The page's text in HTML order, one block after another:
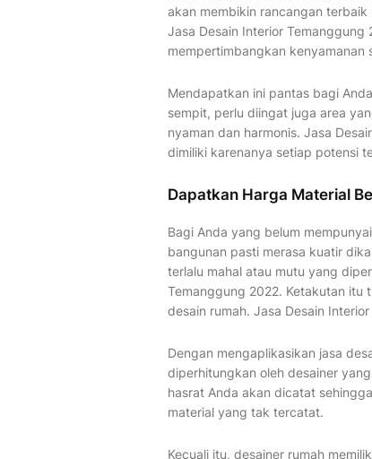
akan membikin rancangan
Jasa Desain Interior Temanggung
mempertimbangkan kenyamanan
Mendapatkan ini pantas bagi
sempit, perlu diingat juga area
nyaman dan harmonis. Jasa
dimiliki karenanya setiap potensi
Dapatkan Harga Material
Bagi Anda yang belum
bangunan pasti merasa kuatir
terlalu mahal atau mutu yang
Temanggung 2022. Ketakutan itu
desain rumah. Jasa Desain
Dengan mengaplikasikan jasa
diperhitungkan oleh desainer
hasrat Anda akan dicatat
material yang tak tercatat.
Kecuali itu, desainer rumah